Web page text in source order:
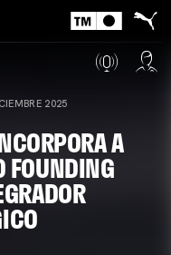
2025
A
FOUNDING